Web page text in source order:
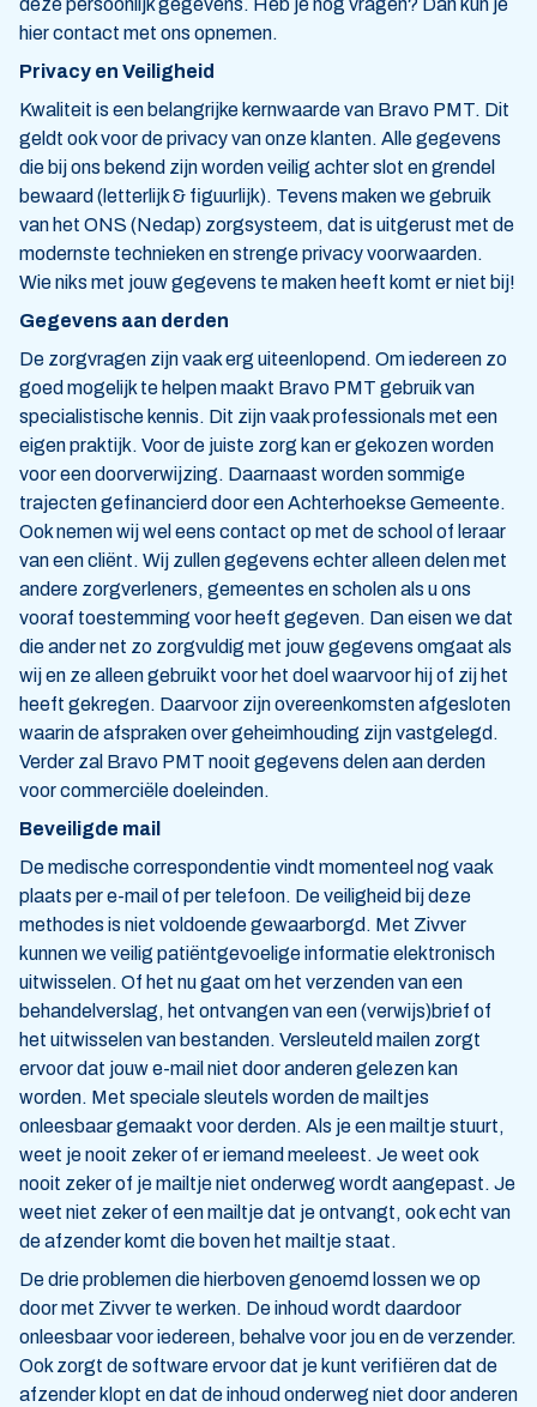
deze persoonlijk gegevens. Heb je nog vragen? Dan kun je
hier contact met ons opnemen.
Privacy en Veiligheid
Kwaliteit is een belangrijke kernwaarde van Bravo PMT. Dit
geldt ook voor de privacy van onze klanten. Alle gegevens
die bij ons bekend zijn worden veilig achter slot en grendel
bewaard (letterlijk & figuurlijk). Tevens maken we gebruik
van het ONS (Nedap) zorgsysteem, dat is uitgerust met de
modernste technieken en strenge privacy voorwaarden.
Wie niks met jouw gegevens te maken heeft komt er niet bij!
Gegevens aan derden
De zorgvragen zijn vaak erg uiteenlopend. Om iedereen zo
goed mogelijk te helpen maakt Bravo PMT gebruik van
specialistische kennis. Dit zijn vaak professionals met een
eigen praktijk. Voor de juiste zorg kan er gekozen worden
voor een doorverwijzing. Daarnaast worden sommige
trajecten gefinancierd door een Achterhoekse Gemeente.
Ook nemen wij wel eens contact op met de school of leraar
van een cliënt. Wij zullen gegevens echter alleen delen met
andere zorgverleners, gemeentes en scholen als u ons
vooraf toestemming voor heeft gegeven. Dan eisen we dat
die ander net zo zorgvuldig met jouw gegevens omgaat als
wij en ze alleen gebruikt voor het doel waarvoor hij of zij het
heeft gekregen. Daarvoor zijn overeenkomsten afgesloten
waarin de afspraken over geheimhouding zijn vastgelegd.
Verder zal Bravo PMT nooit gegevens delen aan derden
voor commerciële doeleinden.
Beveiligde mail
De medische correspondentie vindt momenteel nog vaak
plaats per e-mail of per telefoon. De veiligheid bij deze
methodes is niet voldoende gewaarborgd. Met Zivver
kunnen we veilig patiëntgevoelige informatie elektronisch
uitwisselen. Of het nu gaat om het verzenden van een
behandelverslag, het ontvangen van een (verwijs)brief of
het uitwisselen van bestanden. Versleuteld mailen zorgt
ervoor dat jouw e-mail niet door anderen gelezen kan
worden. Met speciale sleutels worden de mailtjes
onleesbaar gemaakt voor derden. Als je een mailtje stuurt,
weet je nooit zeker of er iemand meeleest. Je weet ook
nooit zeker of je mailtje niet onderweg wordt aangepast. Je
weet niet zeker of een mailtje dat je ontvangt, ook echt van
de afzender komt die boven het mailtje staat.
De drie problemen die hierboven genoemd lossen we op
door met Zivver te werken. De inhoud wordt daardoor
onleesbaar voor iedereen, behalve voor jou en de verzender.
Ook zorgt de software ervoor dat je kunt verifiëren dat de
afzender klopt en dat de inhoud onderweg niet door anderen